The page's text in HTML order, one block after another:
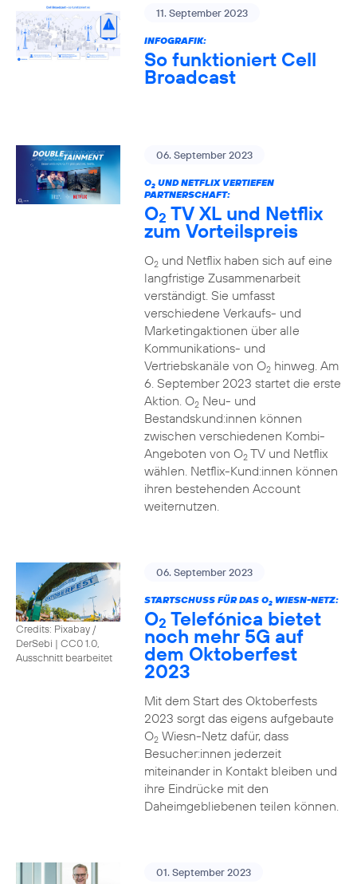
11. September 2023
INFOGRAFIK:
So funktioniert Cell
Broadcast
06. September 2023
O2UND NETFLIX VERTIEFEN
PARTNERSCHAFT:
O2 TV XL und Netflix
zum Vorteilspreis
O2und Netflix haben sich auf eine
langfristige Zusammenarbeit
verständigt. Sie umfasst
verschiedene Verkaufs- und
Marketingaktionen über alle
Kommunikations- und
Vertriebskanäle von O2hinweg. Am
6. September 2023 startet die erste
Aktion. O2Neu- und
Bestandskund:innen können
zwischen verschiedenen Kombi-
Angeboten von O2TV und Netflix
wählen. Netflix-Kund:innen können
ihren bestehenden Account
weiternutzen.
Credits: Pixabay /
DerSebi | CC0 1.0,
Ausschnitt bearbeitet
06. September 2023
STARTSCHUSS FÜR DAS O2WIESN-NETZ:
O2 Telefónica bietet
noch mehr 5G auf
dem Oktoberfest
2023
Mit dem Start des Oktoberfests
2023 sorgt das eigens aufgebaute
O2Wiesn-Netz dafür, dass
Besucher:innen jederzeit
miteinander in Kontakt bleiben und
ihre Eindrücke mit den
Daheimgebliebenen teilen können.
01. September 2023